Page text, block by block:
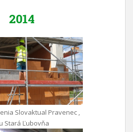
2014
Slovaktual Pravenec ,
Stará Ľubovňa